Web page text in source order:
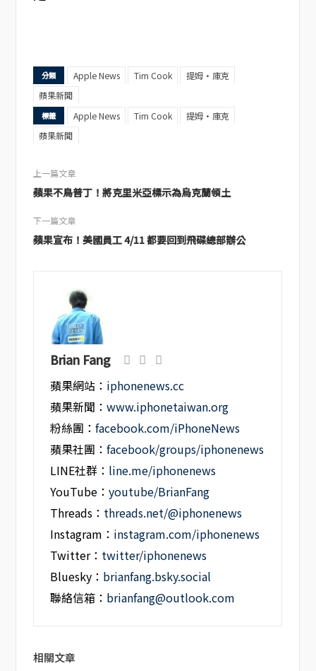
分類 Apple News Tim Cook
提姆·庫克
蘋果新聞
標籤 Apple News Tim Cook
提姆·庫克
蘋果新聞
上一篇文章
蘋果不鳥普丁！將克里米亞標示為烏克蘭領土
下一篇文章
蘋果宣布！美國員工 4/11 都要回到飛碟總部辦公
Brian Fang
蘋果網站： iphonenews.cc
蘋果新聞：www.iphonetaiwan.org
粉絲團：facebook.com/iPhoneNews
蘋果社團：facebook/groups/iphonenews
LINE社群： line.me/iphonenews
YouTube：youtube/BrianFang
Threads： threads.net/@iphonenews
Instagram： instagram.com/iphonenews
Twitter： twitter/iphonenews
Bluesky： brianfang.bsky.social
聯絡信箱： brianfang@outlook.com
相關文章